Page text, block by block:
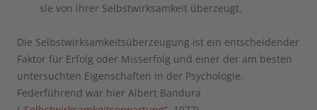
sie von ihrer Selbstwirksamkeit überzeugt.
Die Selbstwirksamkeitsüberzeugung ist ein entscheidender
Faktor für Erfolg oder Misserfolg und einer der am besten
untersuchten Eigenschaften in der Psychologie.
Federführend war hier Albert Bandura